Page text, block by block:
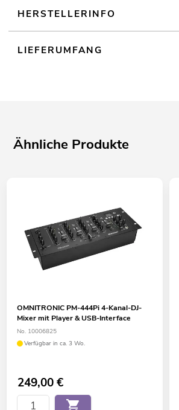
HERSTELLERINFO
LIEFERUMFANG
Ähnliche Produkte
OMNITRONIC PM-444Pi 4-Kanal-DJ-
Mixer mit Player & USB-Interface
No. 10006825
Verfügbar in ca. 3 Wo.
249,00€